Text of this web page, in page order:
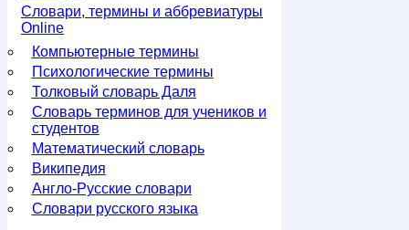
Словари, термины и аббревиатуры
Online
Компьютерные термины
Психологические термины
Толковый словарь Даля
Словарь терминов для учеников и
студентов
Математический словарь
Википедия
Англо-Русские словари
Словари русского языка